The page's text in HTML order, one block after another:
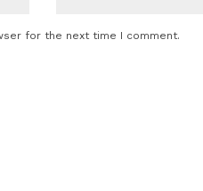
for the next time I comment.